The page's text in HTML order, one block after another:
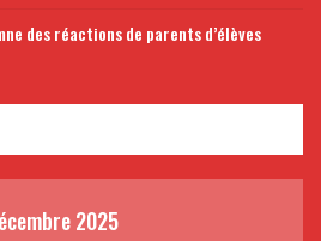
des réactions de parents d’élèves
2025